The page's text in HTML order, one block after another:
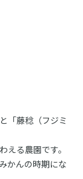
「藤稔（フジミ
える農園です。
かんの時期にな